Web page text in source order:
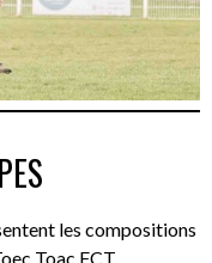
les compositions
Toac FCT.